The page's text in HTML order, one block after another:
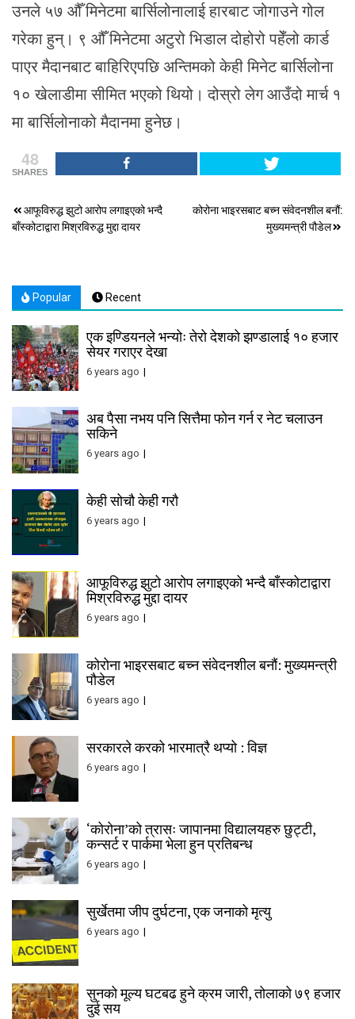
उनले ५७ औँ मिनेटमा बार्सिलोनालाई हारबाट जोगाउने गोल
गरेका हुन्। ९ औँ मिनेटमा अटुरो भिडाल दोहोरो पहेँलो कार्ड
पाएर मैदानबाट बाहिरिएपछि अन्तिमको केही मिनेट बार्सिलोना
१० खेलाडीमा सीमित भएको थियो। दोस्रो लेग आउँदो मार्च १
मा बार्सिलोनाको मैदानमा हुनेछ।
48
SHARES
Post
navigation
आफूविरुद्ध झुटो आरोप लगाइएको भन्दै
बाँस्कोटाद्वारा मिश्रविरुद्ध मुद्दा दायर
कोरोना भाइरसबाट बच्न संवेदनशील बनौं:
मुख्यमन्त्री पौडेल
Popular Recent
एक इण्डियनले भन्योः तेरो देशको झण्डालाई १० हजार
सेयर गराएर देखा
6 years ago
अब पैसा नभय पनि सित्तैमा फोन गर्न र नेट चलाउन
सकिने
6 years ago
केही सोचौ केही गरौ
6 years ago
आफूविरुद्ध झुटो आरोप लगाइएको भन्दै बाँस्कोटाद्वारा
मिश्रविरुद्ध मुद्दा दायर
6 years ago
कोरोना भाइरसबाट बच्न संवेदनशील बनौं: मुख्यमन्त्री
पौडेल
6 years ago
सरकारले करको भारमात्रै थप्यो : विज्ञ
6 years ago
‘कोरोना’को त्रासः जापानमा विद्यालयहरु छुट्टी,
कन्सर्ट र पार्कमा भेला हुन प्रतिबन्ध
6 years ago
सुर्खेतमा जीप दुर्घटना, एक जनाको मृत्यु
6 years ago
सुनको मूल्य घटबढ हुने क्रम जारी, तोलाको ७९ हजार
दुई सय